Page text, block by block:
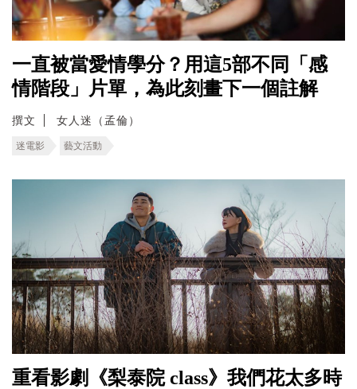
一直被當愛情學分？用這5部不同「感
情階段」片單，為此刻畫下一個註解
撰文 女人迷（孟倫）
迷電影 藝文活動
重看影劇《梨泰院 class》我們花太多時